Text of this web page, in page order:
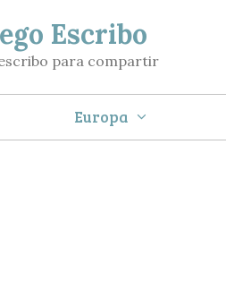
Escribo
para compartir
Europa